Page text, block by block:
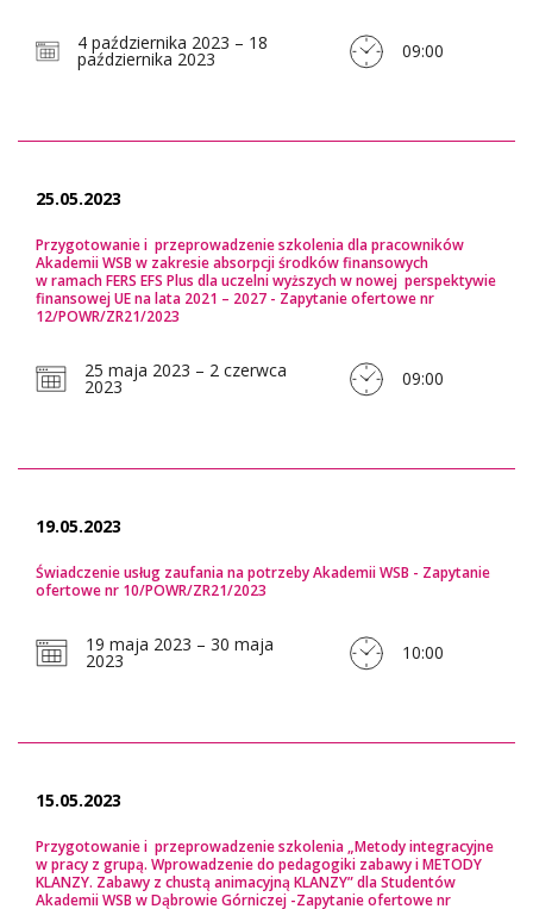
4 października 2023 – 18
października 2023 09:00
25.05.2023
Przygotowanie i przeprowadzenie szkolenia dla pracowników
Akademii WSB w zakresie absorpcji środków finansowych
w ramach FERS EFS Plus dla uczelni wyższych w nowej perspektywie
finansowej UE na lata 2021 – 2027 - Zapytanie ofertowe nr
12/POWR/ZR21/2023
25 maja 2023 – 2 czerwca
2023 09:00
19.05.2023
Świadczenie usług zaufania na potrzeby Akademii WSB - Zapytanie
ofertowe nr 10/POWR/ZR21/2023
19 maja 2023 – 30 maja
2023 10:00
15.05.2023
Przygotowanie i przeprowadzenie szkolenia „Metody integracyjne
w pracy z grupą. Wprowadzenie do pedagogiki zabawy i METODY
KLANZY. Zabawy z chustą animacyjną KLANZY” dla Studentów
Akademii WSB w Dąbrowie Górniczej -Zapytanie ofertowe nr